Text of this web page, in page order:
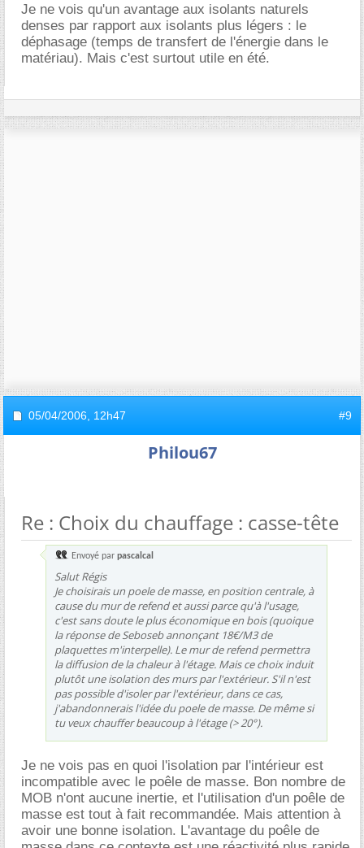
Je ne vois qu'un avantage aux isolants naturels
denses par rapport aux isolants plus légers : le
déphasage (temps de transfert de l'énergie dans le
matériau). Mais c'est surtout utile en été.
05/04/2006, 12h47 #9
Philou67
Re : Choix du chauffage : casse-tête
Envoyé par pascalcal
Salut Régis
Je choisirais un poele de masse, en position centrale, à
cause du mur de refend et aussi parce qu'à l'usage,
c'est sans doute le plus économique en bois (quoique
la réponse de Seboseb annonçant 18€/M3 de
plaquettes m'interpelle). Le mur de refend permettra
la diffusion de la chaleur à l'étage. Mais ce choix induit
plutôt une isolation des murs par l'extérieur. S'il n'est
pas possible d'isoler par l'extérieur, dans ce cas,
j'abandonnerais l'idée du poele de masse. De même si
tu veux chauffer beaucoup à l'étage (> 20°).
Je ne vois pas en quoi l'isolation par l'intérieur est
incompatible avec le poêle de masse. Bon nombre de
MOB n'ont aucune inertie, et l'utilisation d'un poêle de
masse est tout à fait recommandée. Mais attention à
avoir une bonne isolation. L'avantage du poêle de